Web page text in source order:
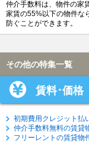
仲介手数料は、物件の家
家賃の55%以下の物件な
防ぐことができます。
その他の特集一覧
賃料･価格
初期費用クレジット払
仲介手数料無料の賃貸
フリーレントの賃貸物